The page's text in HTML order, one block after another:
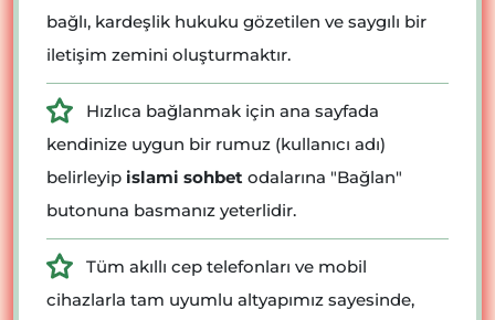
bağlı, kardeşlik hukuku gözetilen ve saygılı bir
iletişim zemini oluşturmaktır.
Hızlıca bağlanmak için ana sayfada
kendinize uygun bir rumuz (kullanıcı adı)
belirleyip islami sohbet odalarına "Bağlan"
butonuna basmanız yeterlidir.
Tüm akıllı cep telefonları ve mobil
cihazlarla tam uyumlu altyapımız sayesinde,